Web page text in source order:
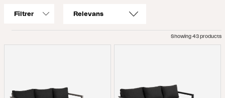
Filtrer
Showing 43 products